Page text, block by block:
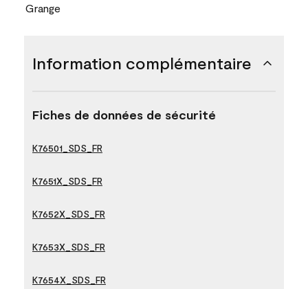
Grange
Information complémentaire
Fiches de données de sécurité
K76501_SDS_FR
K7651X_SDS_FR
K7652X_SDS_FR
K7653X_SDS_FR
K7654X_SDS_FR